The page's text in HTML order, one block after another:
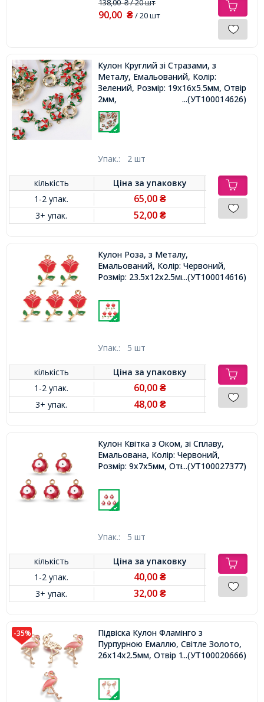
138,00₴/ 20 шт
90,00 ₴/ 20 шт
Кулон Круглий зі Стразами, з
Металу, Емальований, Колір:
Зелений, Розмір: 19x16x5.5мм, Отвір
2мм,
...(УТ100014626)
Упак.: 2 шт
кількість Ціна заупаковку
1-2 упак.
65,00₴
3+ упак. 52,00₴
Кулон Роза, з Металу,
Емальований, Колір: Червоний,
Розмір: 23.5x12x2.5мм, Отвір 1.5мм,
...(УТ100014616)
Упак.: 5 шт
кількість Ціна заупаковку
1-2 упак.
60,00₴
3+ упак. 48,00₴
Кулон Квітка з Оком, зі Сплаву,
Емальована, Колір: Червоний,
Розмір: 9x7x5мм, Отвір 1мм,...(УТ100027377)
Упак.: 5 шт
кількість Ціна заупаковку
1-2 упак.
40,00₴
3+ упак. 32,00₴
-35%
Підвіска Кулон Фламінго з
Пурпурною Емаллю, Світле Золото,
26x14x2.5мм, Отвір 1мм,...(УТ100020666)